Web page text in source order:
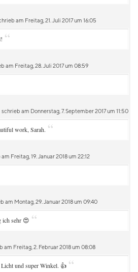
am Freitag, 21. Juli 2017 um 16:05
“
am Freitag, 28. Juli 2017 um 08:59
schrieb am Donnerstag, 7. September 2017 um 11:50
work, Sarah. “
Freitag, 19. Januar 2018 um 22:12
am Montag, 29. Januar 2018 um 09:40
ich sehr 😍 “
am Freitag, 2. Februar 2018 um 08:08
Licht und super Winkel. 👍 “